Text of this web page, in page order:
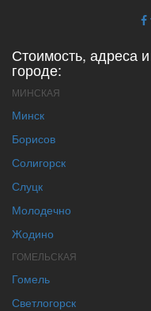
Стоимость, адреса
городе:
МИНСКАЯ
Минск
Борисов
Солигорск
Слуцк
Молодечно
Жодино
ГОМЕЛЬСКАЯ
Гомель
Светлогорск